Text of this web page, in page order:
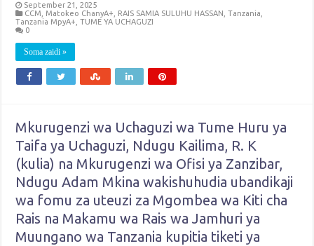
September 21, 2025
CCM
Matokeo ChanyA+ RAIS SAMIA SULUHU HASSAN ,Tanzania
Tanzania MpyA+ ,TUME YA UCHAGUZI
0
Soma zaidi »
Mkurugenzi wa Uchaguzi wa Tume Huru ya
Taifa ya Uchaguzi, Ndugu Kailima, R. K
(kulia) na Mkurugenzi wa Ofisi ya Zanzibar,
Ndugu Adam Mkina wakishuhudia ubandikaji
wa fomu za uteuzi za Mgombea wa Kiti cha
Rais na Makamu wa Rais wa Jamhuri ya
Muungano wa Tanzania kupitia tiketi ya